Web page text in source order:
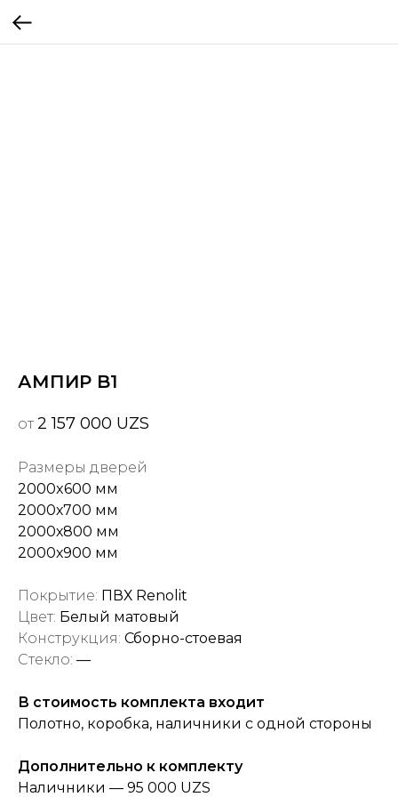
АМПИР B1
от 2 157 000 UZS
Размеры дверей
2000x600 мм
2000х700 мм
2000х800 мм
2000х900 мм
Покрытие: ПВХ Renolit
Цвет: Белый матовый
Конструкция: Сборно-стоевая
Стекло: —
В стоимость комплекта входит
Полотно, коробка, наличники с одной стороны
Дополнительно к комплекту
Наличники — 95 000 UZS